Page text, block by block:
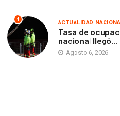
4 ACTUALIDAD
Tasa de
nacional llegó...
Agosto 6, 2026